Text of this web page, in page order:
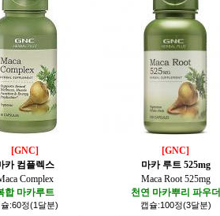
[GNC]
카 컴플렉스
Complex
합 마카루트
슐:60정(1달분)
[GNC]
마카 루트 525mg
Maca Root 525mg
천연 마카뿌리 파우더
캡슐:100정(3달분)